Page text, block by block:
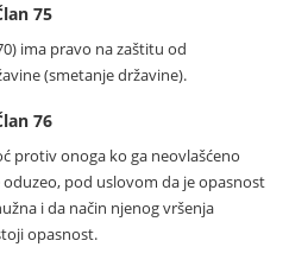
75
ima pravo na zaštitu od
(smetanje državine).
76
protiv onoga ko ga neovlašćeno
pod uslovom da je opasnost
i da način njenog vršenja
opasnost.